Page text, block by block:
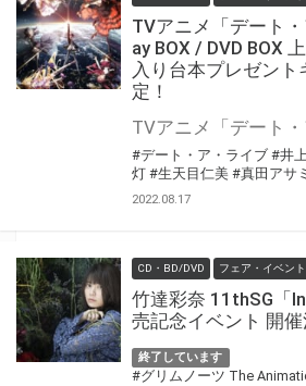
TVアニメ「デート
ay BOX / DVD BOX
入り台本プレゼン
定！
#デート・ア・ライブ #井
灯 #生天目仁美 #真田アサミ
2022.08.17
CD・BD/DVD フェア・イベント
竹達彩奈 11thSG「
売記念イベント 開催
終了しています
#グリムノーツ The